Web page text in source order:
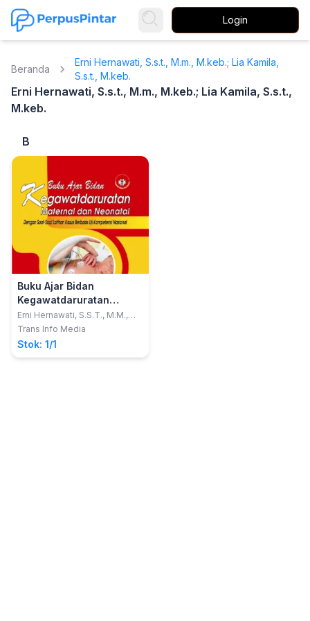
Login
Beranda
Erni Hernawati, S.s.t., M.m., M.keb.; Lia Kamila,
S.s.t., M.keb.
Erni Hernawati, S.s.t., M.m., M.keb.; Lia Kamila, S.s.t.,
M.keb.
B
Buku Ajar Bidan
Kegawatdaruratan
Maternal dan Neonatal
(dengan Soal-Soal
Latihan Kasus Berbasis
Uji Kompetensi Nasional)
Erni Hernawati, S.S.T., M.M.,
M.Keb.; Lia Kamila, S.S.T.,
Trans Info Media
Stok: 1/1